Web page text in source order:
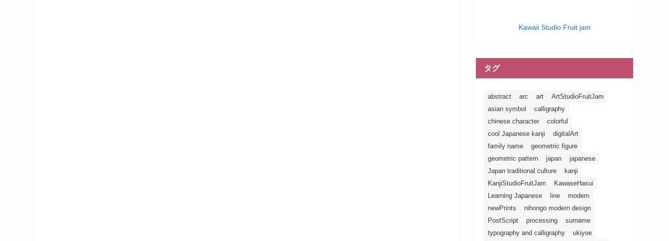
Kawaii Studio Fruit jam
タグ
abstract arc art
ArtStudioFruitJam
asian symbol
calligraphy
chinese character
colorful
cool Japanese kanji
digitalArt
family name
geometric figure
geometric pattern
japan
japanese
Japan traditional culture
kanji
KanjiStudioFruitJam
KawaseHasui
Learning Japanese
line
modern
newPrints
nihongo modern design
PostScript
processing
surname
typography and calligraphy
ukiyoe